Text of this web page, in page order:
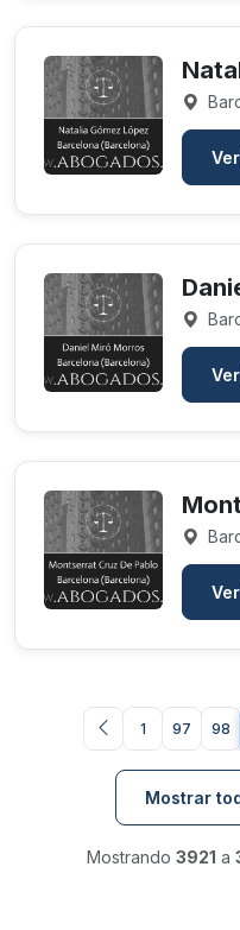
1 97 98
Mostrar
Mostrando 3921 a